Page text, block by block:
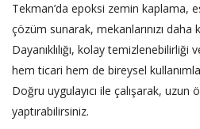
Tekman’da epoksi zemin kaplama,
çözüm sunarak, mekanlarınızı daha
Dayanıklılığı, kolay temizlenebilirliği
hem ticari hem de bireysel
Doğru uygulayıcı ile çalışarak,
yaptırabilirsiniz.